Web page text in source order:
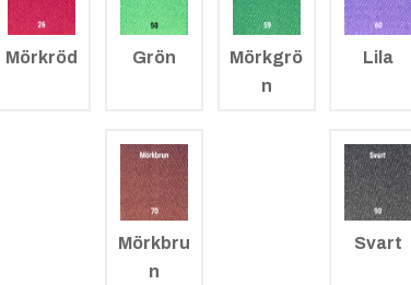
Mörkröd Grön
Mörkgrö
n
Lila
Mörkbru
n
Svart